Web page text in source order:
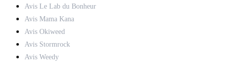
Avis Le Lab du Bonheur
Avis Mama Kana
Avis Okiweed
Avis Stormrock
Avis Weedy